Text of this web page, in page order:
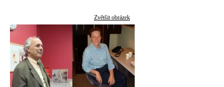
Zvětšit obrázek